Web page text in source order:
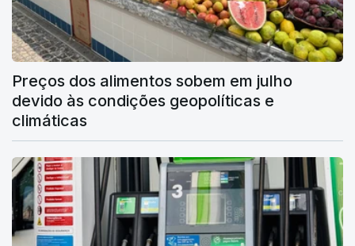
Preços dos alimentos sobem em julho
devido às condições geopolíticas e
climáticas